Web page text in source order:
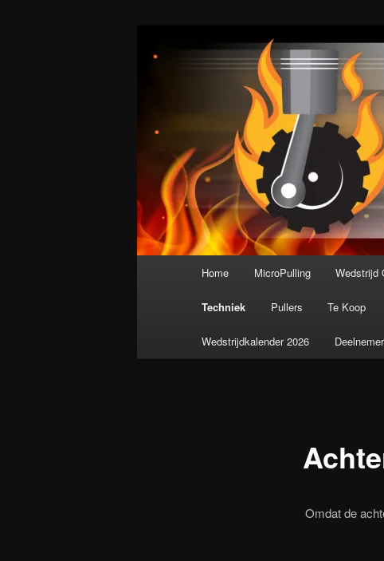
Nederlandse
De meest krachtige modelbouwsport
Home MicroPulling Wedstrijd
Techniek Pullers Te Koop
Wedstrijdkalender 2026
Omdat de